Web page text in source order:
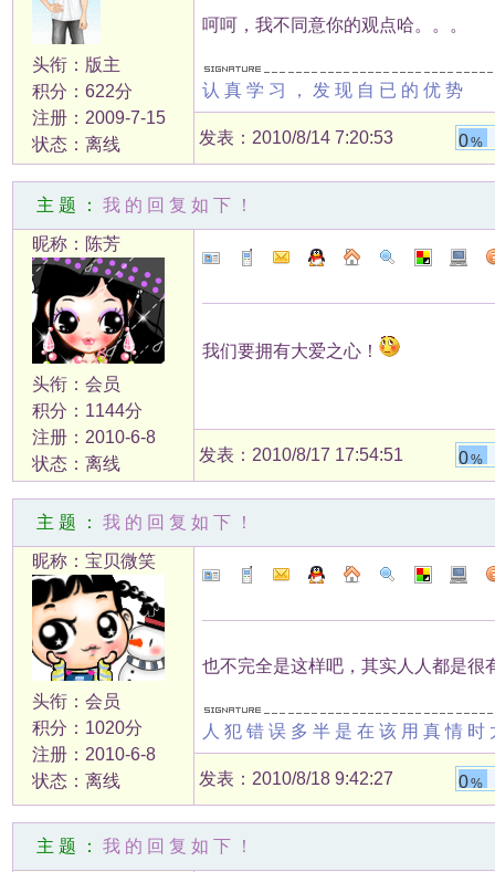
头衔：版主
积分：622分
注册：2009-7-15
状态：离线
呵呵，我不同意你的观点哈。。。
认真学习，发现自已的优势
发表：2010/8/14 7:20:53 0%
主题： 我的回复如下！
昵称：陈芳
头衔：会员
积分：1144分
注册：2010-6-8
状态：离线
我们要拥有大爱之心！
发表：2010/8/17 17:54:51 0%
主题： 我的回复如下！
昵称：宝贝微笑
头衔：会员
积分：1020分
注册：2010-6-8
状态：离线
也不完全是这样吧，其实人人都是很
人犯错误多半是在该用真情
发表：2010/8/18 9:42:27 0%
主题： 我的回复如下！